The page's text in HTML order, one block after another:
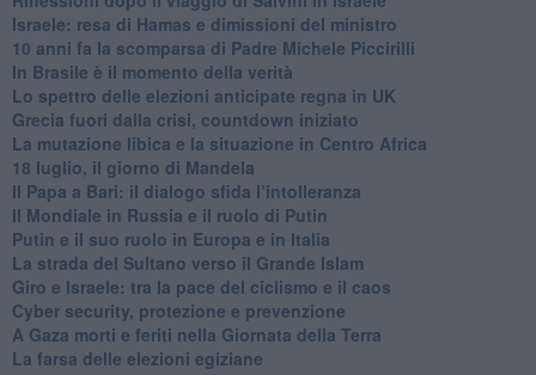
Israele: resa di Hamas e dimissioni del ministro
10 anni fa la scomparsa di Padre Michele Piccirilli
In Brasile è il momento della verità
Lo spettro delle elezioni anticipate regna in UK
Grecia fuori dalla crisi, countdown iniziato
La mutazione libica e la situazione in Centro Africa
18 luglio, il giorno di Mandela
Il Papa a Bari: il dialogo sfida l’intolleranza
Il Mondiale in Russia e il ruolo di Putin
Putin e il suo ruolo in Europa e in Italia
La strada del Sultano verso il Grande Islam
Giro e Israele: tra la pace del ciclismo e il caos
Cyber security, protezione e prevenzione
A Gaza morti e feriti nella Giornata della Terra
La farsa delle elezioni egiziane